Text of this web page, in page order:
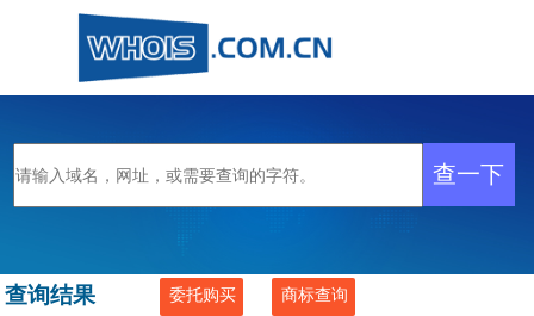
查询结果 委托购买 商标查询